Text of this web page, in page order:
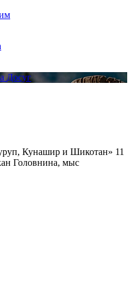
Досуг
Кунашир и Шикотан» 11
Головнина, мыс